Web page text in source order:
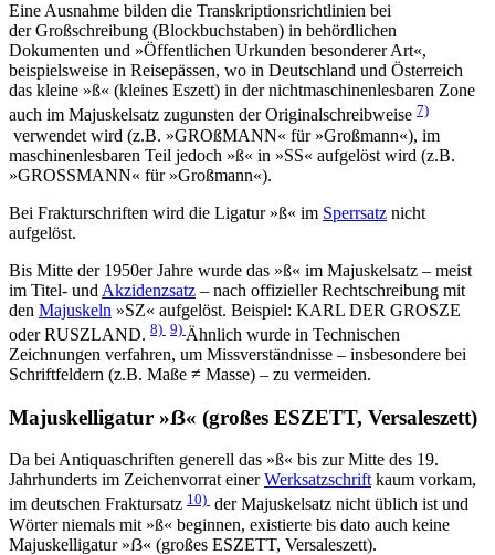
Eine Ausnahme bilden die Transkriptionsrichtlinien bei
der Großschreibung (Blockbuchstaben) in behördlichen
Dokumenten und »Öffentlichen Urkunden besonderer Art«,
beispielsweise in Reisepässen, wo in Deutschland und Österreich
das kleine »ß« (kleines Eszett) in der nichtmaschinenlesbaren Zone
auch im Majuskelsatz zugunsten der Originalschreibweise 7)
verwendet wird (z.B. »GROßMANN« für »Großmann«), im
maschinenlesbaren Teil jedoch »ß« in »SS« aufgelöst wird (z.B.
»GROSSMANN« für »Großmann«).
Bei Frakturschriften wird die Ligatur »ß« im Sperrsatz nicht
aufgelöst.
Bis Mitte der 1950er Jahre wurde das »ß« im Majuskelsatz – meist
im Titel- und Akzidenzsatz – nach offizieller Rechtschreibung mit
den Majuskeln »SZ« aufgelöst. Beispiel: KARL DER GROSZE
oder RUSZLAND. 8) 9) Ähnlich wurde in Technischen
Zeichnungen verfahren, um Missverständnisse – insbesondere bei
Schriftfeldern (z.B. Maße ≠ Masse) – ­zu vermeiden.
Majuskelligatur »ẞ« (großes ESZETT, Versaleszett)
Da bei Antiquaschriften generell das »ß« bis zur Mitte des 19.
Jahrhunderts im Zeichenvorrat einerWerksatzschriftkaum vorkam,
im deutschen Fraktursatz 10) der Majuskelsatz nicht üblich ist und
Wörter niemals mit »ß« beginnen, existierte bis dato auch keine
Majuskelligatur »ẞ« (großes ESZETT, Versaleszett).